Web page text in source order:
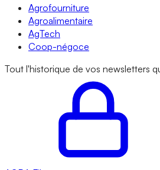
Agrofourniture
Agroalimentaire
AgTech
Coop-négoce
Tout l'historique de vos newsletters